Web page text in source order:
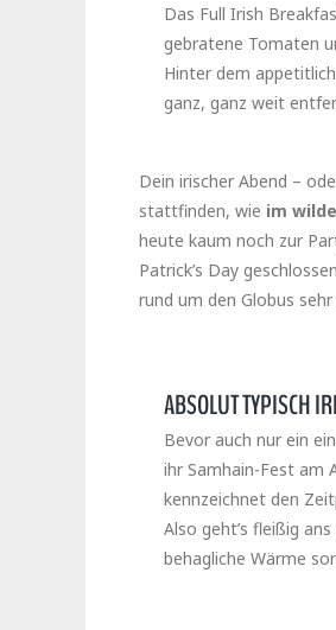
Das Full Irish
gebratene Tomaten
Hinter dem
ganz, ganz weit
Dein irischer Abend –
stattfinden, wie im
heute kaum noch zur
Patrick’s Day
rund um den Globus
ABSOLUT TYPISCH
Bevor auch nur ein
ihr Samhain-Fest am
kennzeichnet den
Also geht’s fleißig
behagliche Wärme